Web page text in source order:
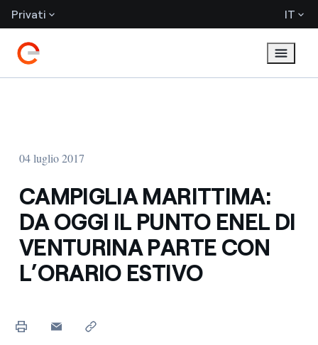
Privati IT
04 luglio 2017
CAMPIGLIA MARITTIMA:
DA OGGI IL PUNTO ENEL DI
VENTURINA PARTE CON
L’ORARIO ESTIVO